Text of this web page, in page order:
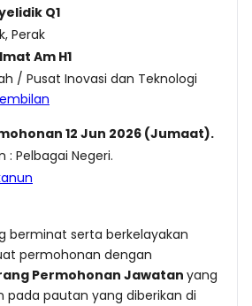
Q1
Perak
Am H1
/ Pusat Inovasi dan Teknologi
12 Jun 2026 (Jumaat).
: Pelbagai Negeri.
berminat serta berkelayakan
permohonan dengan
Permohonan Jawatanyang
pautan yang diberikan di